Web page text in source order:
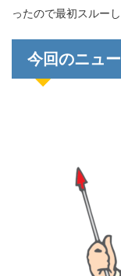
ったので最初スルー
今回のニュ